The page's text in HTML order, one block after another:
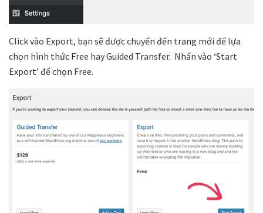
Click vào Export, bạn sẽ được chuyển đến trang mới để lựa
chọn hình thức Free hay Guided Transfer. Nhấn vào ‘Start
Export’ để chọn Free.